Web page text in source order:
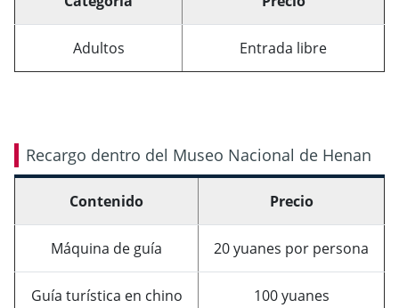
Adultos Entrada libre
Recargo dentro del Museo Nacional de Henan
Contenido Precio
Máquina de guía 20 yuanes por persona
Guía turística en chino 100 yuanes